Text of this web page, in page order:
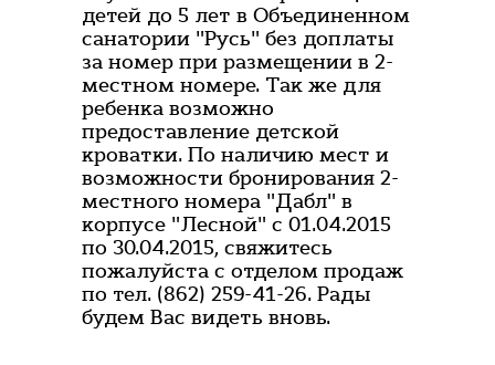
детей до 5 лет в Объединенном
санатории "Русь" без доплаты
за номер при размещении в 2-
местном номере. Так же для
ребенка возможно
предоставление детской
кроватки. По наличию мест и
возможности бронирования 2-
местного номера "Дабл" в
корпусе "Лесной" с 01.04.2015
по 30.04.2015, свяжитесь
пожалуйста с отделом продаж
по тел. (862) 259-41-26. Рады
будем Вас видеть вновь.